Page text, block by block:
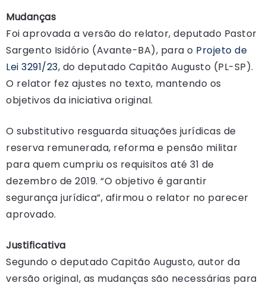
Mudanças
Foi aprovada a versão do relator, deputado Pastor
Sargento Isidório (Avante-BA), para o Projeto de
Lei 3291/23, do deputado Capitão Augusto (PL-SP).
O relator fez ajustes no texto, mantendo os
objetivos da iniciativa original.
O substitutivo resguarda situações jurídicas de
reserva remunerada, reforma e pensão militar
para quem cumpriu os requisitos até 31 de
dezembro de 2019. “O objetivo é garantir
segurança jurídica”, afirmou o relator no parecer
aprovado.
Justificativa
Segundo o deputado Capitão Augusto, autor da
versão original, as mudanças são necessárias para